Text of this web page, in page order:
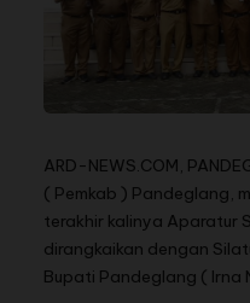
ARD-NEWS.COM,
( Pemkab ) Pandeglang,
terakhir kalinya Aparatur
dirangkaikan dengan
Bupati Pandeglang ( Irna